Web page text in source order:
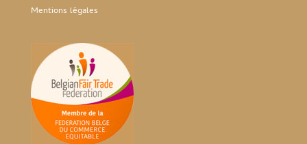
Mentions légales